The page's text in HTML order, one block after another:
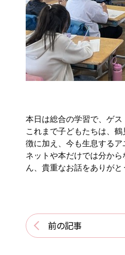
本日は総合の学習で、ゲ
これまで子どもたちは、
徴に加え、今も生息する
ネットや本だけでは分か
ん、貴重なお話をありがと
前の記事